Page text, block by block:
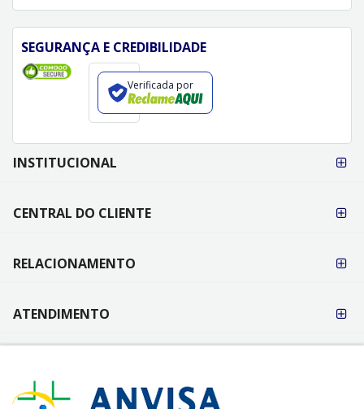
SEGURANÇA E CREDIBILIDADE
Verificada por
FORMAS DE
PAGAMENTO
INSTITUCIONAL
CENTRAL DO CLIENTE
RELACIONAMENTO
ATENDIMENTO